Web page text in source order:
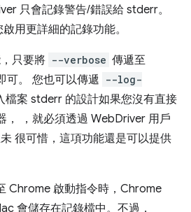
只會記錄警告/錯誤給 stderr。
用更詳細的記錄功能。
只要將 --verbose 傳遞至
可。 您也可以傳遞 --log-
檔案 stderr 的設計如果您沒有直接
， ，就必須透過 WebDriver 用戶
很可惜，這項功能還是可以提供
Chrome 啟動指令時，Chrome
會儲存在記錄檔中。不過，